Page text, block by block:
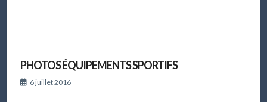
PHOTOS ÉQUIPEMENTS SPORTIFS
6 juillet 2016